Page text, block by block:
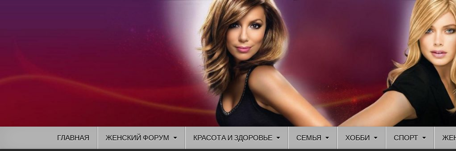
ГЛАВНАЯ ЖЕНСКИЙ ФОРУМ КРАСОТА И ЗДОРОВЬЕ СЕМЬЯ ХОББИ СПОРТ